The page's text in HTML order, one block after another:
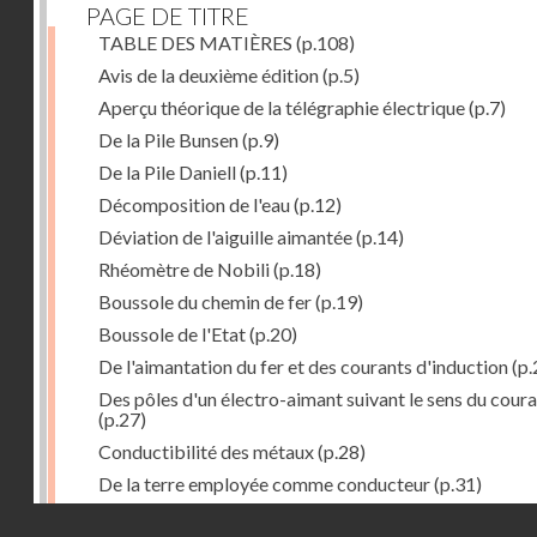
PAGE DE TITRE
TABLE DES MATIÈRES (p.108)
Avis de la deuxième édition(p.5)
Aperçu théorique de la télégraphie électrique(p.7)
De la Pile Bunsen(p.9)
De la Pile Daniell(p.11)
Décomposition de l'eau(p.12)
Déviation de l'aiguille aimantée(p.14)
Rhéomètre de Nobili(p.18)
Boussole du chemin de fer(p.19)
Boussole de l'Etat(p.20)
De l'aimantation du fer et des courants d'induction
Des pôles d'un électro-aimant suivant le sens du
(p.27)
Conductibilité des métaux(p.28)
De la terre employée comme conducteur(p.31)